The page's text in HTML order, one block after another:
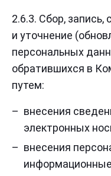
2.6.3. Сбор, запись,
и уточнение
персональных
обратившихся в
путем:
внесения
электронных
внесения